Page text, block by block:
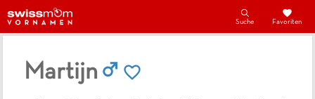
Suche Favoriten
Martijn